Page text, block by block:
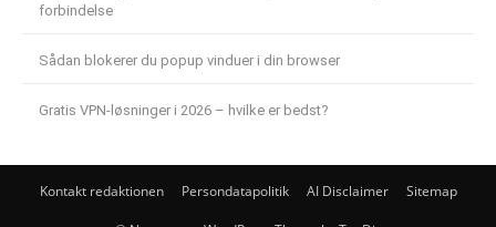
forbindelse
Sådan blokerer du popup vinduer i din browser
Gratis VPN-løsninger i 2026 – hvilke er bedst?
Kontakt redaktionen Persondatapolitik AI Disclaimer Sitemap